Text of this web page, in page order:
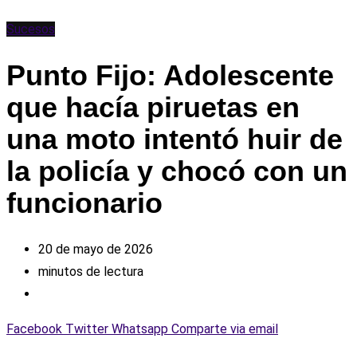
Sucesos
Punto Fijo: Adolescente
que hacía piruetas en
una moto intentó huir de
la policía y chocó con un
funcionario
20 de mayo de 2026
minutos de lectura
Facebook Twitter Whatsapp Comparte via email